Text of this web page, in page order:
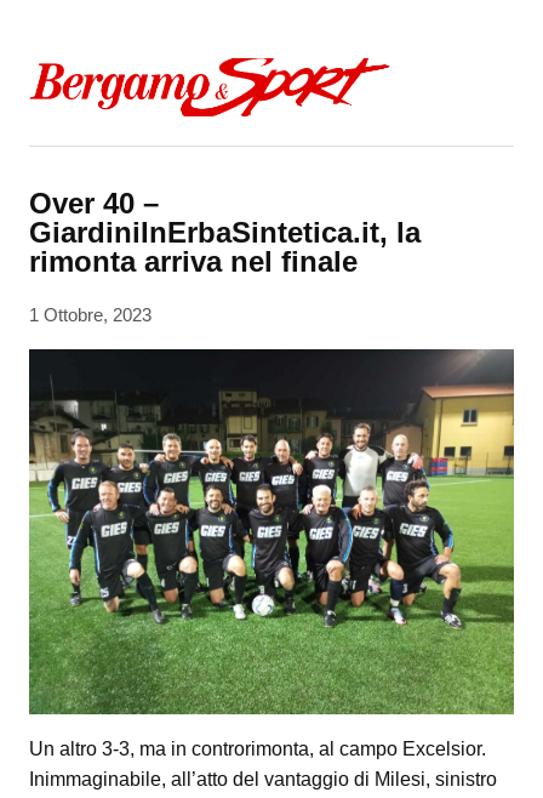
Over 40 –
GiardiniInErbaSintetica.it, la
rimonta arriva nel finale
1 Ottobre, 2023
Un altro 3-3, ma in controrimonta, al campo Excelsior.
Inimmaginabile, all’atto del vantaggio di Milesi, sinistro